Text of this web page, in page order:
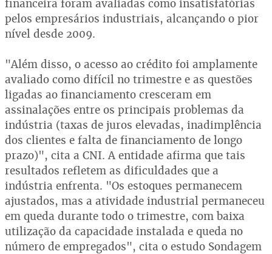
financeira foram avaliadas como insatisfatórias
pelos empresários industriais, alcançando o pior
nível desde 2009.
"Além disso, o acesso ao crédito foi amplamente
avaliado como difícil no trimestre e as questões
ligadas ao financiamento cresceram em
assinalações entre os principais problemas da
indústria (taxas de juros elevadas, inadimplência
dos clientes e falta de financiamento de longo
prazo)", cita a CNI. A entidade afirma que tais
resultados refletem as dificuldades que a
indústria enfrenta. "Os estoques permanecem
ajustados, mas a atividade industrial permaneceu
em queda durante todo o trimestre, com baixa
utilização da capacidade instalada e queda no
número de empregados", cita o estudo Sondagem